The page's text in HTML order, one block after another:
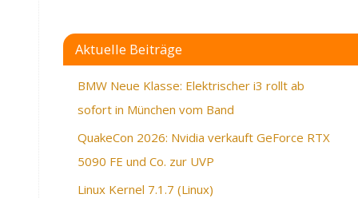
Aktuelle Beiträge
BMW Neue Klasse: Elektrischer i3 rollt ab
sofort in München vom Band
QuakeCon 2026: Nvidia verkauft GeForce RTX
5090 FE und Co. zur UVP
Linux Kernel 7.1.7 (Linux)